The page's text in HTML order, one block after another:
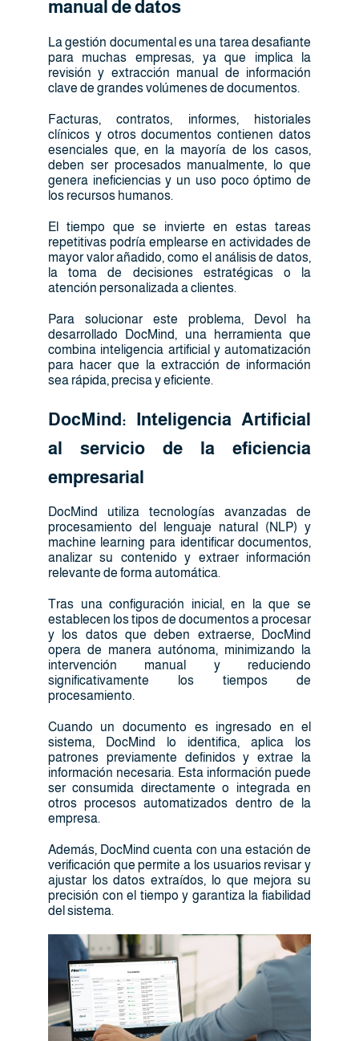
manual de datos
La gestión documental es una tarea desafiante
para muchas empresas, ya que implica la
revisión y extracción manual de información
clave de grandes volúmenes de documentos.
Facturas, contratos, informes, historiales
clínicos y otros documentos contienen datos
esenciales que, en la mayoría de los casos,
deben ser procesados manualmente, lo que
genera ineficiencias y un uso poco óptimo de
los recursos humanos.
El tiempo que se invierte en estas tareas
repetitivas podría emplearse en actividades de
mayor valor añadido, como el análisis de datos,
la toma de decisiones estratégicas o la
atención personalizada a clientes.
Para solucionar este problema, Devol ha
desarrollado DocMind, una herramienta que
combina inteligencia artificial y automatización
para hacer que la extracción de información
sea rápida, precisa y eficiente.
DocMind: Inteligencia Artificial
al servicio de la eficiencia
empresarial
DocMind utiliza tecnologías avanzadas de
procesamiento del lenguaje natural (NLP) y
machine learning para identificar documentos,
analizar su contenido y extraer información
relevante de forma automática.
Tras una configuración inicial, en la que se
establecen los tipos de documentos a procesar
y los datos que deben extraerse, DocMind
opera de manera autónoma, minimizando la
intervención manual y reduciendo
significativamente los tiempos de
procesamiento.
Cuando un documento es ingresado en el
sistema, DocMind lo identifica, aplica los
patrones previamente definidos y extrae la
información necesaria. Esta información puede
ser consumida directamente o integrada en
otros procesos automatizados dentro de la
empresa.
Además, DocMind cuenta con una estación de
verificación que permite a los usuarios revisar y
ajustar los datos extraídos, lo que mejora su
precisión con el tiempo y garantiza la fiabilidad
del sistema.